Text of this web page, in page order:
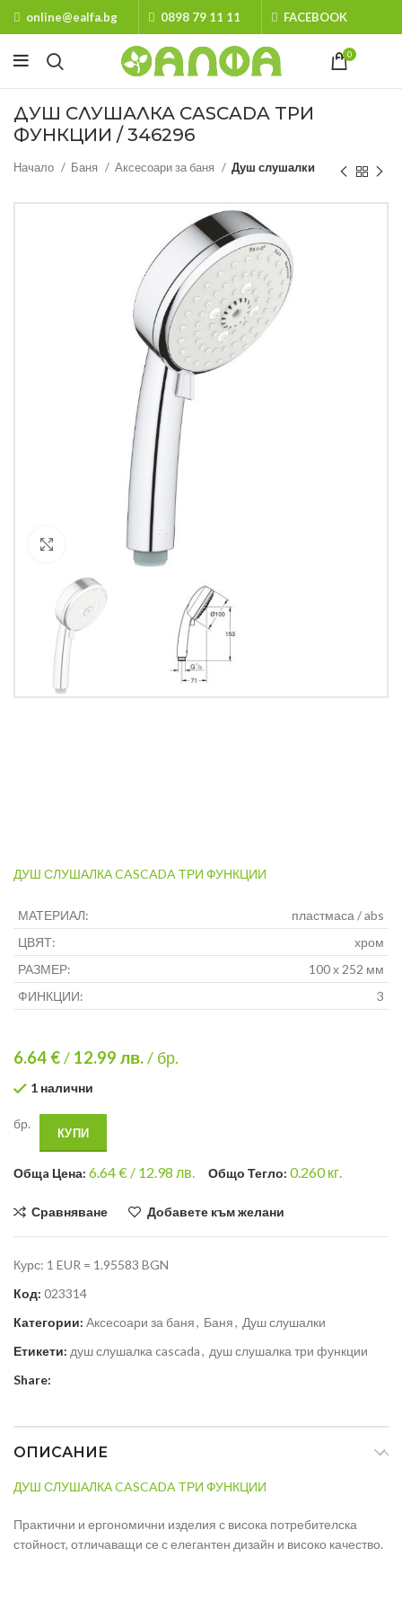
online@ealfa.bg 0898 79 11 11 FACEBOOK
0
ДУШ СЛУШАЛКА CASCADA ТРИ
ФУНКЦИИ / 346296
Начало Баня Аксесоари за баня Душ слушалки
Кликнете за уголемяване
ДУШ СЛУШАЛКА CASCADA ТРИ ФУНКЦИИ
МАТЕРИАЛ:
пластмаса / abs
ЦВЯТ:
хром
РАЗМЕР:
100 х 252 мм
ФИНКЦИИ:
3
6.64 €/ 12.99 лв./ бр.
1 налични
бр.
КУПИ
Общa Цена: 6.64€ / 12.98 лв. Общо Тегло: 0.260кг.
Сравняване Добавете към желани
Курс: 1 EUR = 1.95583 BGN
Код: 023314
Категории: Аксесоари за баня, Баня, Душ слушалки
Етикети: душ слушалка cascada, душ слушалка три функции
Share:
ОПИСАНИЕ
ДУШ СЛУШАЛКА CASCADA ТРИ ФУНКЦИИ
Практични и ергономични изделия с висока потребителска
стойност, отличаващи се с елегантен дизайн и високо качество.